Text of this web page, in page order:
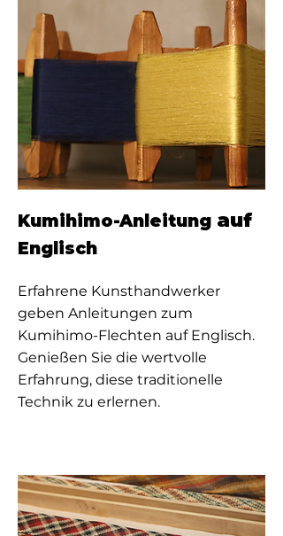
Kumihimo-Anleitung auf
Englisch
Erfahrene Kunsthandwerker
geben Anleitungen zum
Kumihimo-Flechten auf Englisch.
Genießen Sie die wertvolle
Erfahrung, diese traditionelle
Technik zu erlernen.